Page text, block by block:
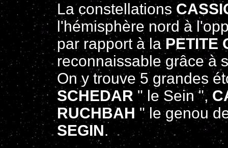
La constellations
l'hémisphère nord à
par rapport à laPETITE
reconnaissable grâce à
On y trouve 5 grandes
SCHEDAR " le Sein ",
RUCHBAH" le genou
SEGIN.